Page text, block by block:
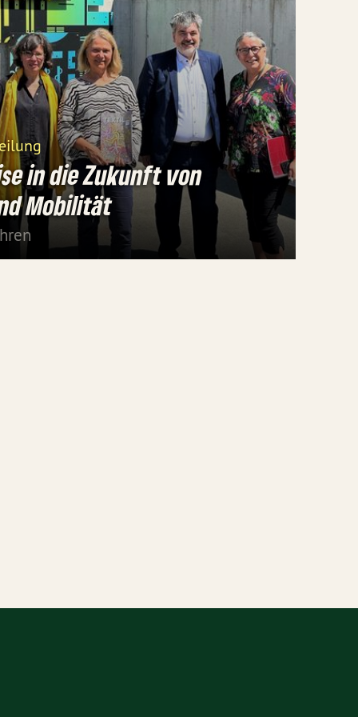
in die Zukunft von
Mobilität